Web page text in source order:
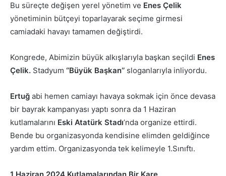
Bu süreçte değişen yerel yönetim ve Enes Çelik
yönetiminin bütçeyi toparlayarak seçime girmesi
camiadaki havayı tamamen değiştirdi.
Kongrede, Abimizin büyük alkışlarıyla başkan seçildi Enes
Çelik. Stadyum ‘’Büyük Başkan’’ sloganlarıyla inliyordu.
Ertuğ abi hemen camiayı havaya sokmak için önce devasa
bir bayrak kampanyası yaptı sonra da 1 Haziran
kutlamalarını Eski Atatürk Stadı’nda organize ettirdi.
Bende bu organizasyonda kendisine elimden geldiğince
yardım ettim. Organizasyonda tek kelimeyle 1.Sınıftı.